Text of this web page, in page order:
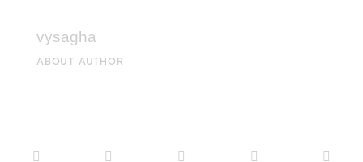
vysagha
ABOUT AUTHOR